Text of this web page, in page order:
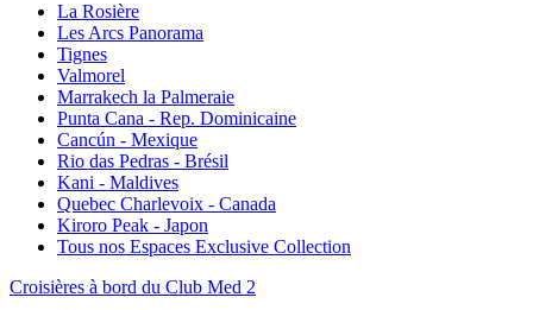
La Rosière
Les Arcs Panorama
Tignes
Valmorel
Marrakech la Palmeraie
Punta Cana - Rep. Dominicaine
Cancún - Mexique
Rio das Pedras - Brésil
Kani - Maldives
Quebec Charlevoix - Canada
Kiroro Peak - Japon
Tous nos Espaces Exclusive Collection
Croisières à bord du Club Med 2